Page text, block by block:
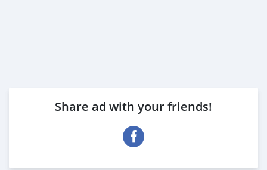
Share ad with your friends!